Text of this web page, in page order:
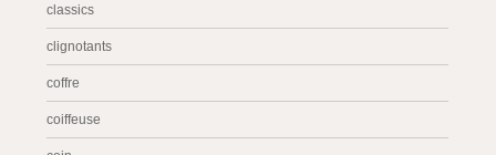
classics
clignotants
coffre
coiffeuse